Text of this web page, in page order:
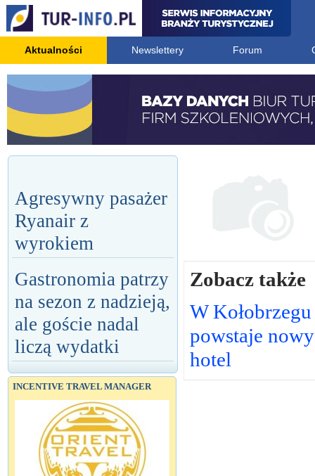
Aktualności Newslettery Forum
Agresywny pasażer
Ryanair z
wyrokiem
Gastronomia patrzy
na sezon z nadzieją,
ale goście nadal
liczą wydatki
INCENTIVE TRAVEL MANAGER
Zobacz także
W Kołobrzegu
powstaje nowy
hotel